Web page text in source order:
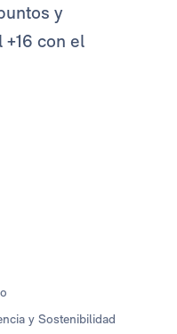
y
con el
y Sostenibilidad